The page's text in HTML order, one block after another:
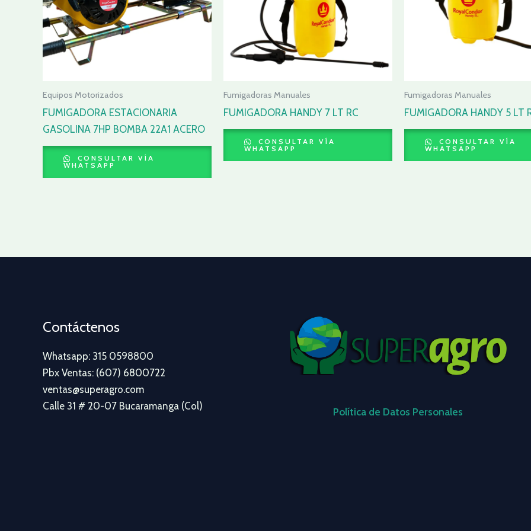
Equipos Motorizados
FUMIGADORA ESTACIONARIA
GASOLINA 7HP BOMBA 22A1 ACERO
CONSULTAR VÍA
WHATSAPP
Fumigadoras Manuales
FUMIGADORA HANDY 7 LT RC
CONSULTAR VÍA
WHATSAPP
Fumigadoras Manuales
FUMIGADORA HANDY 5 LT
CONSULTAR VÍA
WHATSAPP
Contáctenos
Whatsapp: 315 0598800
Pbx Ventas: (607) 6800722
ventas@superagro.com
Calle 31 # 20-07 Bucaramanga (Col)
Política de Datos Personales